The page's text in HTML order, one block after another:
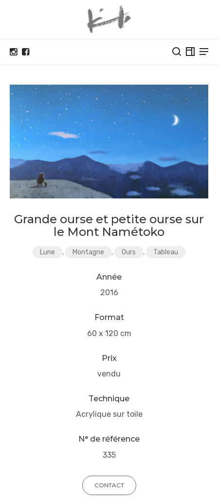
Grande ourse et petite ourse sur
le Mont Namétoko
Lune , Montagne , Ours , Tableau
Année
2016
Format
60 x 120 cm
Prix
vendu
Technique
Acrylique sur toile
N° de référence
335
CONTACT